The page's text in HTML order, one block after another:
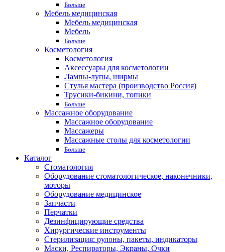
Больше
Мебель медицинская
Мебель медицинская
Мебель
Больше
Косметология
Косметология
Аксессуары для косметологии
Лампы-лупы, ширмы
Стулья мастера (производство Россия)
Трусики-бикини, топики
Больше
Массажное оборудование
Массажное оборудование
Массажеры
Массажные столы для косметологии
Больше
Каталог
Стоматология
Оборудование стоматологическое, наконечники,
моторы
Оборудование медицинское
Запчасти
Перчатки
Дезинфицирующие средства
Хирургические инструменты
Стерилизация: рулоны, пакеты, индикаторы
Маски, Респираторы, Экраны, Очки